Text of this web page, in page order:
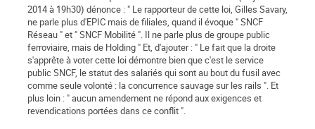
2014 à 19h30) dénonce : " Le rapporteur de cette loi, Gilles Savary,
ne parle plus d'EPIC mais de filiales, quand il évoque " SNCF
Réseau " et " SNCF Mobilité ". Il ne parle plus de groupe public
ferroviaire, mais de Holding " Et, d'ajouter : " Le fait que la droite
s'apprête à voter cette loi démontre bien que c'est le service
public SNCF, le statut des salariés qui sont au bout du fusil avec
comme seule volonté : la concurrence sauvage sur les rails ". Et
plus loin : " aucun amendement ne répond aux exigences et
revendications portées dans ce conflit ".